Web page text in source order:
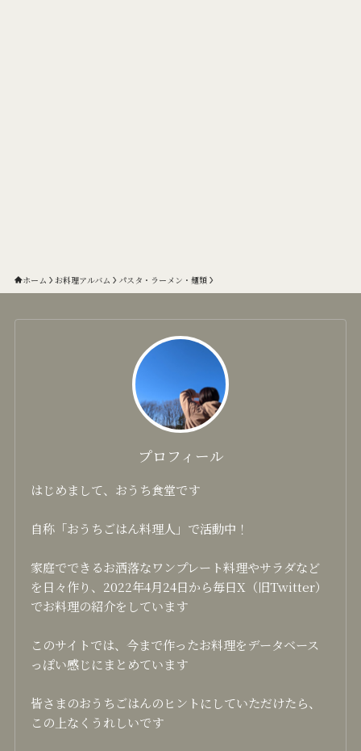
ホーム お料理アルバム パスタ・ラーメン・麺類
プロフィール
はじめまして、おうち食堂です
自称「おうちごはん料理人」で活動中！
家庭でできるお洒落なワンプレート料理やサラダなど
を日々作り、2022年4月24日から毎日X（旧Twitter）
でお料理の紹介をしています
このサイトでは、今まで作ったお料理をデータベース
っぽい感じにまとめています
皆さまのおうちごはんのヒントにしていただけたら、
この上なくうれしいです